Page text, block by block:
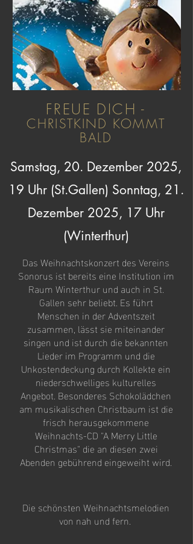
FREUE DICH -
CHRISTKIND KOMMT
BALD
Samstag, 20. Dezember 2025,
19 Uhr (St.Gallen) Sonntag, 21.
Dezember 2025, 17 Uhr
(Winterthur)
Das Weihnachtskonzert des Vereins
Sonorus ist bereits eine Institution im
Raum Winterthur und auch in St.
Gallen sehr beliebt. Es führt
Menschen in der Adventszeit
zusammen, lässt sie miteinander
singen und ist durch die bekannten
Lieder im Programm und die
Unkostendeckung durch Kollekte ein
niederschwelliges kulturelles
Angebot. Besonderes Schokolädchen
am musikalischen Christbaum ist die
frisch herausgekommene
Weihnachts-CD "A Merry Little
Christmas" die an diesen zwei
Abenden gebührend eingeweiht wird.
Die schönsten Weihnachtsmelodien
von nah und fern.